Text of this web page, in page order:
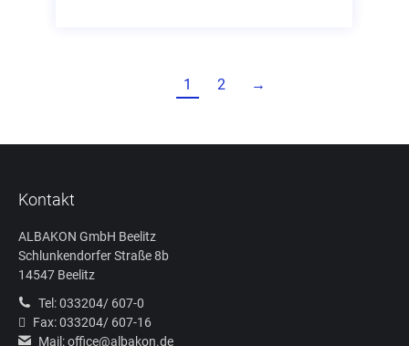
1 2 →
Kontakt
ALBAKON GmbH Beelitz
Schlunkendorfer Straße 8b
14547 Beelitz
Tel: 033204/ 607-0
Fax: 033204/ 607-16
Mail: office@albakon.de